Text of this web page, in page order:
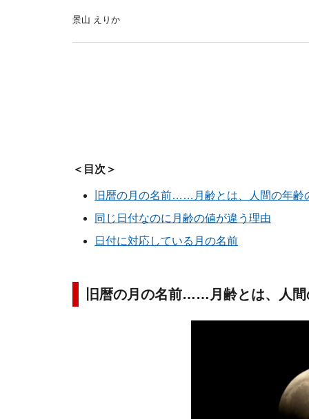
景山 えりか
＜目次＞
旧暦の月の名前……月齢とは、人間の年齢
同じ日付なのに月齢の値が違う理由
日付に対応している月の名前
旧暦の月の名前……月齢とは、人